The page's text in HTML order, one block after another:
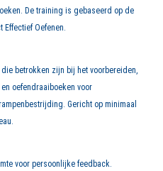
De training is gebaseerd op de
Oefenen.
betrokken zijn bij het voorbereiden,
oefendraaiboeken voor
Gericht op minimaal
voor persoonlijke feedback.